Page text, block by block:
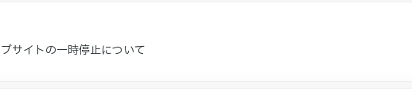
サイトの一時停止について